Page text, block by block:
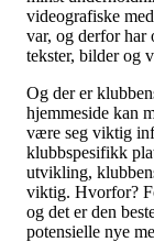
videografiske
var, og derfor har
tekster, bilder og
Og der er
hjemmeside kan
være seg viktig
klubbspesifikk
utvikling,
viktig. Hvorfor?
og det er den
potensielle nye